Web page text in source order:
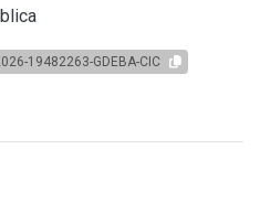
19482263-GDEBA-CIC